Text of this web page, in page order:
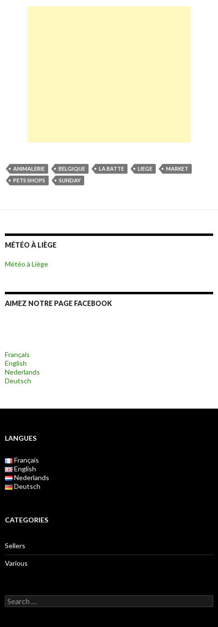
ANIMALERIE BELGIQUE LA BATTE LIEGE
MARKET
PETS SHOPS
SUNDAY
MÉTÉO À LIÈGE
Météo à Liège
AIMEZ NOTRE PAGE FACEBOOK
Français
English
Nederlands
Deutsch
LANGUES
Français
English
Nederlands
Deutsch
CATEGORIES
Sellers
Various
S
e